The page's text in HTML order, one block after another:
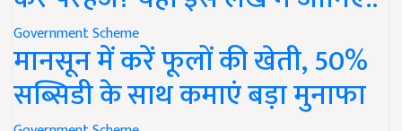
Government Scheme
मानसून में करें फूलों की खेती, 50%
सब्सिडी के साथ कमाएं बड़ा मुनाफा